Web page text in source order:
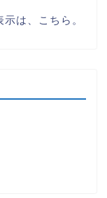
は、 こちら。